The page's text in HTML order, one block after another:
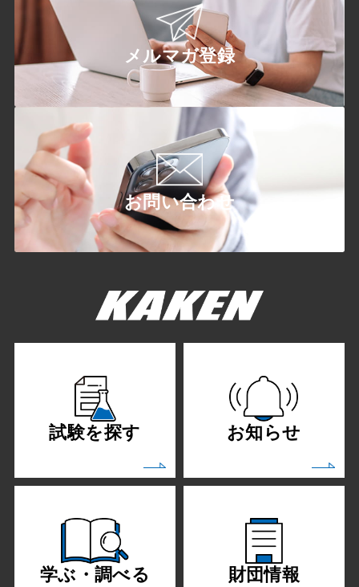
メルマガ登録
お問い合わせ
試験を探す お知らせ
学ぶ・調べる 財団情報